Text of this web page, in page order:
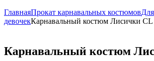
ГлавнаяПрокат карнавальных костюмовДля
девочекКарнавальный костюм Лисички CL
Карнавальный костюм